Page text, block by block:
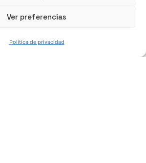
Ver preferencias
Política de privacidad
pueden convertirse